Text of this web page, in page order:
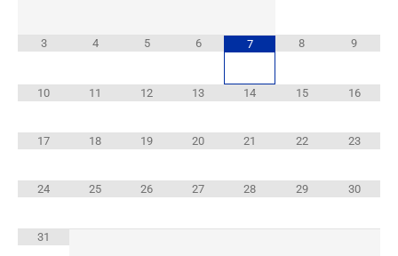
3 4 5 6 7 8 9
10 11 12 13 14 15 16
17 18 19 20 21 22 23
24 25 26 27 28 29 30
31